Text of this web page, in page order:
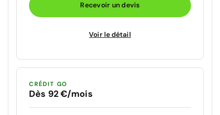
Recevoir un devis
Voir le détail
CRÉDIT GO
Dès 92 €/mois